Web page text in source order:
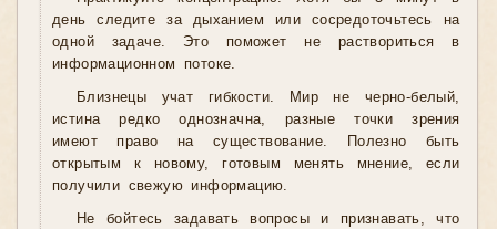
день следите за дыханием или сосредоточьтесь на
одной задаче. Это поможет не раствориться в
информационном потоке.
Близнецы учат гибкости. Мир не черно-белый,
истина редко однозначна, разные точки зрения
имеют право на существование. Полезно быть
открытым к новому, готовым менять мнение, если
получили свежую информацию.
Не бойтесь задавать вопросы и признавать, что